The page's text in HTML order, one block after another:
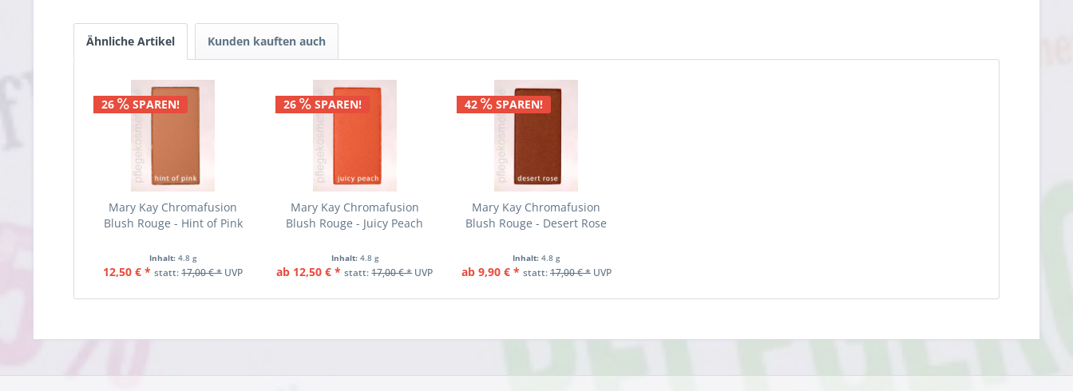
Ähnliche Artikel Kunden kauften auch
26 SPAREN!
Mary Kay Chromafusion
Blush Rouge - Hint of Pink
Inhalt:4.8 g
12,50 € * statt:17,00 € *UVP
26 SPAREN!
Mary Kay Chromafusion
Blush Rouge - Juicy Peach
Inhalt: 4.8 g
ab 12,50 € * statt:17,00 € *UVP
42 SPAREN!
Mary Kay Chromafusion
Blush Rouge - Desert Rose
Inhalt:4.8 g
ab 9,90 € * statt:17,00 € *UVP